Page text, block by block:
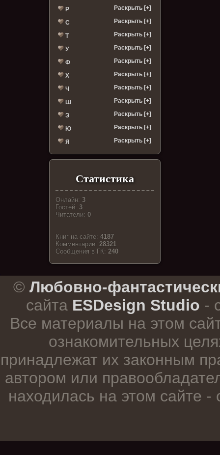
Р Раскрыть [+]
С Раскрыть [+]
Т Раскрыть [+]
У Раскрыть [+]
Ф Раскрыть [+]
Х Раскрыть [+]
Ч Раскрыть [+]
Ш Раскрыть [+]
Э Раскрыть [+]
Ю Раскрыть [+]
Я Раскрыть [+]
Статистика
Онлайн:3
Гостей:3
Читатели:0
Книг на сайте:4187
Комментарии:28321
Cообщения в ГК:240
© Любовно-
сайта ESDesign Studio -
Все материалы на этом
ознакомительных
принадлежат их законным
автором или
находилась на этом сайте